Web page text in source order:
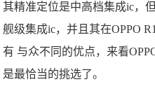
其精准定位是中高档集成ic，
舰级集成ic，并且其在OPPO
有 与众不同的优点，来看
是最恰当的挑选了。